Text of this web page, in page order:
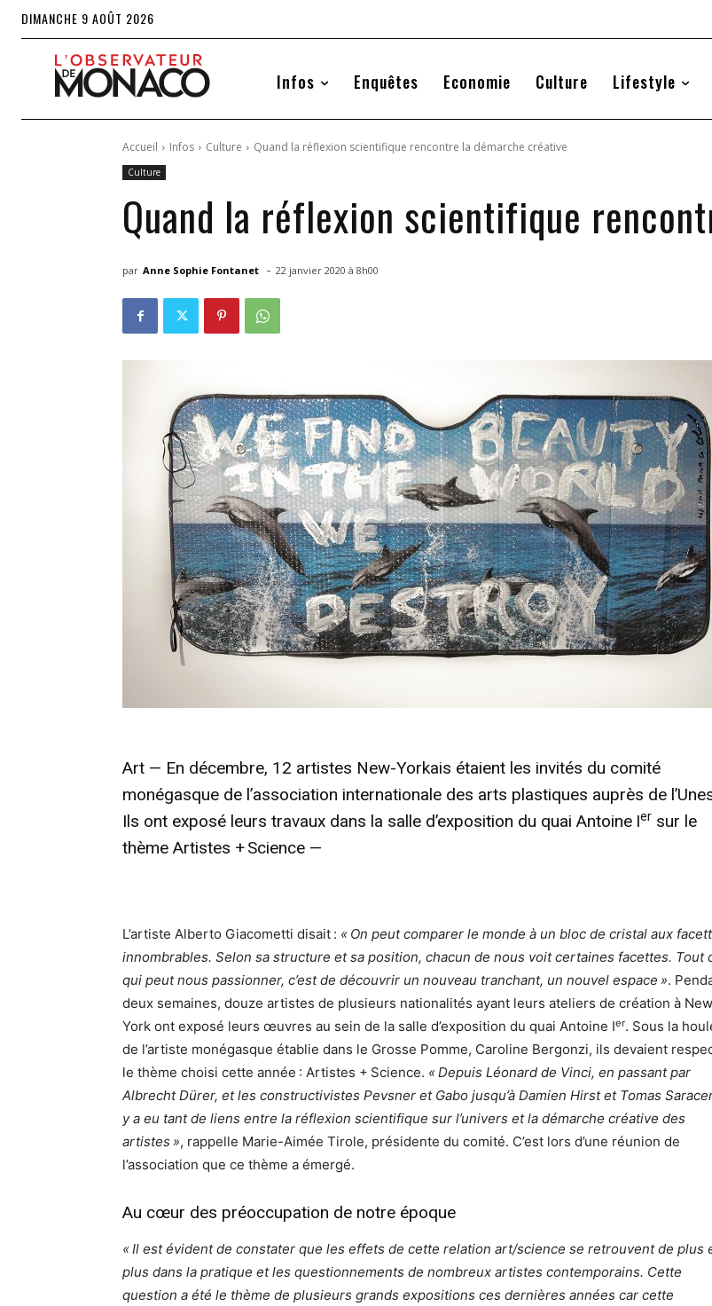
DIMANCHE 9 AOÛT 2026
Infos Enquêtes Economie Culture Lifestyle
Accueil Infos Culture Quand la réflexion scientifique rencontre la démarche créative
Culture
Quand la réflexion scientifique
par Anne Sophie Fontanet - 22 janvier 2020 à 8h00
Art — En décembre, 12 artistes New-Yorkais étaient les invités du comité
monégasque de l’association internationale des arts plastiques auprès de
Ils ont exposé leurs travaux dans la salle d’exposition du quai Antoine Ier sur le
thème Artistes + Science —
L’artiste Alberto Giacometti disait : « On peut comparer le monde à un bloc de cristal aux
innombrables. Selon sa structure et sa position, chacun de nous voit certaines facettes. Tout
qui peut nous passionner, c’est de découvrir un nouveau tranchant, un nouvel espace ».
deux semaines, douze artistes de plusieurs nationalités ayant leurs ateliers de création à New
York ont exposé leurs œuvres au sein de la salle d’exposition du quai Antoine Ier. Sous la
de l’artiste monégasque établie dans le Grosse Pomme, Caroline Bergonzi, ils devaient
le thème choisi cette année : Artistes + Science. « Depuis Léonard de Vinci, en passant par
Albrecht Dürer, et les constructivistes Pevsner et Gabo jusqu’à Damien Hirst et Tomas
y a eu tant de liens entre la réflexion scientifique sur l’univers et la démarche créative des
artistes », rappelle Marie-Aimée Tirole, présidente du comité. C’est lors d’une réunion de
l’association que ce thème a émergé.
Au cœur des préoccupation de notre époque
« Il est évident de constater que les effets de cette relation art/science se retrouvent de plus
plus dans la pratique et les questionnements de nombreux artistes contemporains. Cette
question a été le thème de plusieurs grands expositions ces dernières années car cette